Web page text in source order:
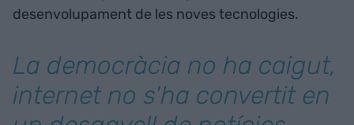
desenvolupament de les noves tecnologies.
La democràcia no ha caigut,
internet no s'ha convertit en